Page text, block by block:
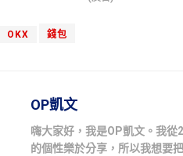
OKX 錢包
OP凱文
嗨大家好，我是OP凱文。我
的個性樂於分享，所以我想要